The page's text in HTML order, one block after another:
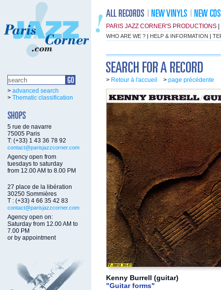
PARIS JAZZ CORNER'S PRODUCTIONS
WHO ARE WE ? | HELP & INFORMATION |
> advanced search
> Thematic classification
5 rue de navarre
75005 Paris
T: (+33) 1 43 36 78 92
contact@parisjazzcorner.com
Agency open from
tuesdays to saturday
from 12.00 AM to 8.00 PM
27 place de la libération
30250 Sommières
T : (+33) 4 66 35 42 83
contact@parisjazzcorner.com
Agency open on:
Saturday from 12.00 AM to
7.00 PM
or by appointment
> Retour à l'accueil > page précédente
Kenny Burrell (guitar)
"Guitar forms"